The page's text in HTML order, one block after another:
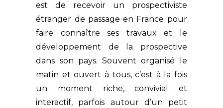
est de recevoir un prospectiviste
étranger de passage en France pour
faire connaître ses travaux et le
développement de la prospective
dans son pays. Souvent organisé le
matin et ouvert à tous, c’est à la fois
un moment riche, convivial et
interactif, parfois autour d’un petit